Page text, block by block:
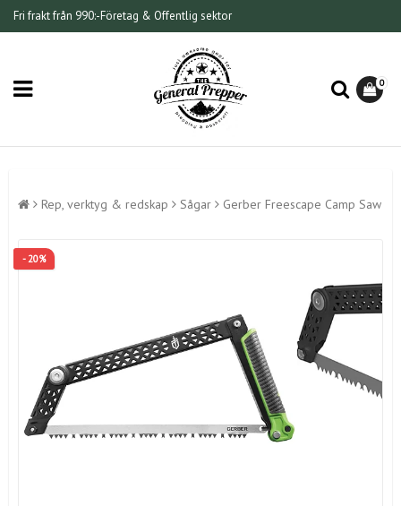
Fri frakt från 990:-Företag & Offentlig sektor
0
Rep, verktyg & redskap Sågar Gerber Freescape Camp Saw
- 20%